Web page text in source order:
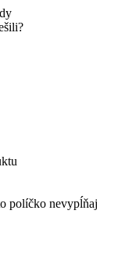
políčko nevypĺňaj